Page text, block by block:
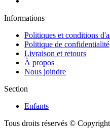
Informations
Politiques et conditions
Politique de confidentialité
Livraison et retours
À propos
Nous joindre
Section
Enfants
Tous droits réservés ©